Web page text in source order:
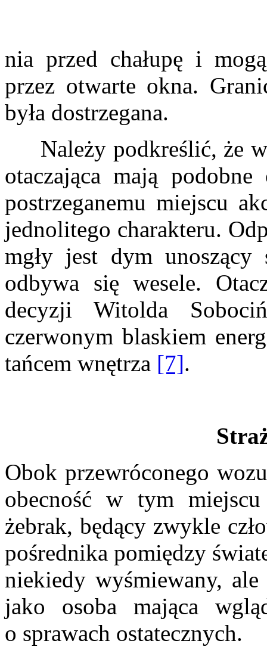
nia przed chałupę i
przez otwarte okna.
była dostrzegana.
Należy podkreślić, że
otaczająca mają
postrzeganemu miejscu
jednolitego charakteru.
mgły jest dym
odbywa się wesele.
decyzji Witolda
czerwonym blaskiem
tańcem wnętrza [7].
Obok przewróconego
obecność w tym
żebrak, będący zwykle
pośrednika pomiędzy
niekiedy wyśmiewany, ale
jako osoba mająca
o sprawach ostatecznych.